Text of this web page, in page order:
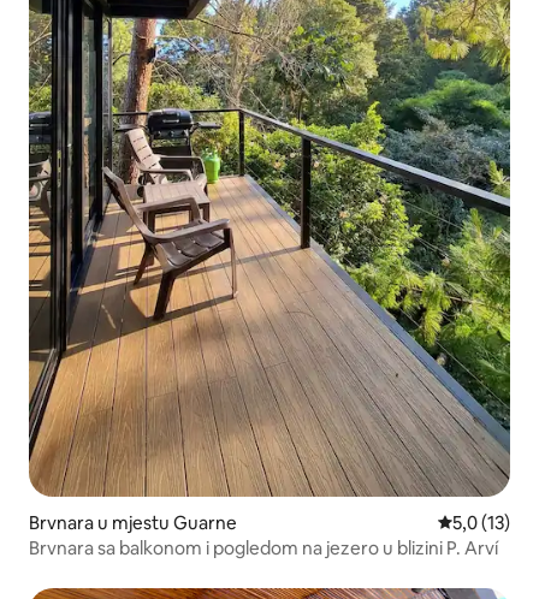
Brvnara u mjestu Guarne prosječna
5,0 (13)
Brvnara sa balkonom i pogledom na jezero u blizini P. Arví